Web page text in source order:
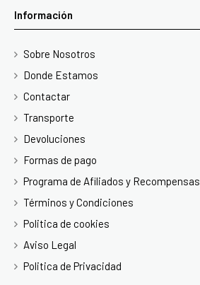
Información
Sobre Nosotros
Donde Estamos
Contactar
Transporte
Devoluciones
Formas de pago
Programa de Afiliados y Recompensas
Términos y Condiciones
Politica de cookies
Aviso Legal
Politica de Privacidad